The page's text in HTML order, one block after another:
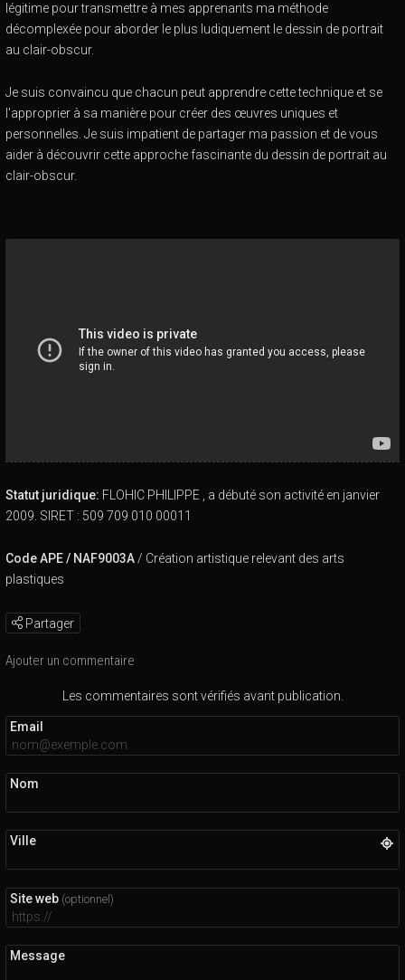
légitime pour transmettre à mes apprenants ma méthode
décomplexée pour aborder le plus ludiquement le dessin de portrait
au clair-obscur.
Je suis convaincu que chacun peut apprendre cette technique et se
l'approprier à sa manière pour créer des œuvres uniques et
personnelles. Je suis impatient de partager ma passion et de vous
aider à découvrir cette approche fascinante du dessin de portrait au
clair-obscur.
Me soutenir par un petit don
Statut juridique: FLOHIC PHILIPPE , a débuté son activité en janvier
2009. SIRET : 509 709 010 00011
Code APE / NAF9003A / Création artistique relevant des arts
plastiques
Partager
Ajouter un commentaire
Les commentaires sont vérifiés avant publication.
Email
Nom
Ville
Site web (optionnel)
Message